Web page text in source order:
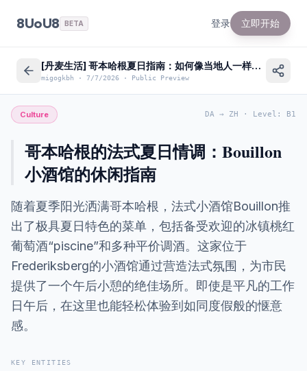
8UoU8 BETA 登录 立即开始
[丹麦生活] 哥本哈根夏日指南：如何像当地人一样享受法式下午茶
migogkbh · 7/7/2026 · Public Preview
Culture DA → ZH · Level : B1
哥本哈根的法式夏日情调：Bouillon
小酒馆的休闲指南
随着夏季阳光洒满哥本哈根，法式小酒馆Bouillon推
出了极具夏日特色的菜单，包括备受欢迎的冰镇桃红
葡萄酒“piscine”和多种平价调酒。这家位于
Frederiksberg的小酒馆通过营造法式氛围，为市民
提供了一个午后小憩的绝佳场所。即使是平凡的工作
日午后，在这里也能轻松体验到如同度假般的惬意
感。
KEY ENTITIES